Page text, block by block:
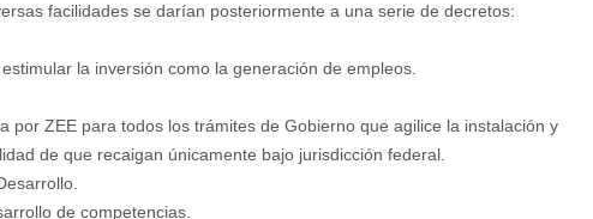
facilidades se darían posteriormente a una serie de decretos:
la inversión como la generación de empleos.
por ZEE para todos los trámites de Gobierno que agilice la instalación y
de que recaigan únicamente bajo jurisdicción federal.
de competencias.